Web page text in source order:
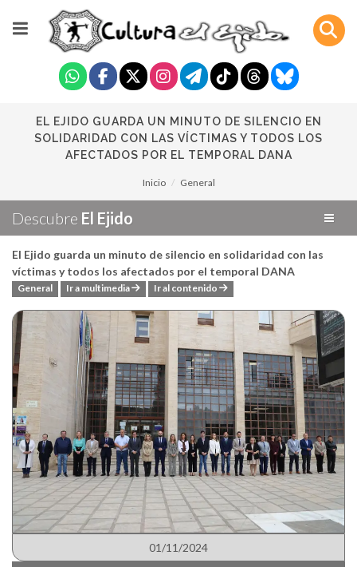
EL EJIDO GUARDA UN MINUTO DE SILENCIO EN
SOLIDARIDAD CON LAS VÍCTIMAS Y TODOS LOS
AFECTADOS POR EL TEMPORAL DANA
Inicio General
Descubre El Ejido
El Ejido guarda un minuto de silencio en solidaridad con las
víctimas y todos los afectados por el temporal DANA
General Ir a multimedia Ir al contenido
01/11/2024